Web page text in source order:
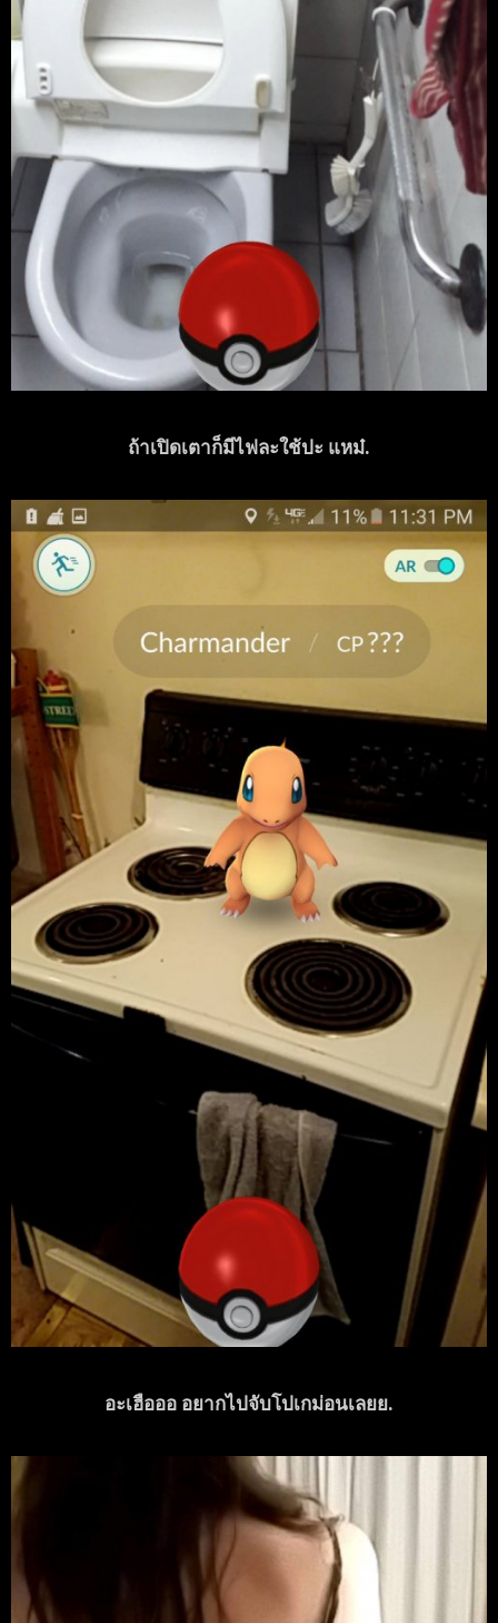
ถ้าเปิดเตาก็มีไฟละใช้ปะ แหม๋.
อะเฮือออ อยากไปจับโปเกม่อนเลยย.